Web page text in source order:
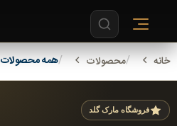
خانه محصولات همه محصولات
فروشگاه مارک گلد